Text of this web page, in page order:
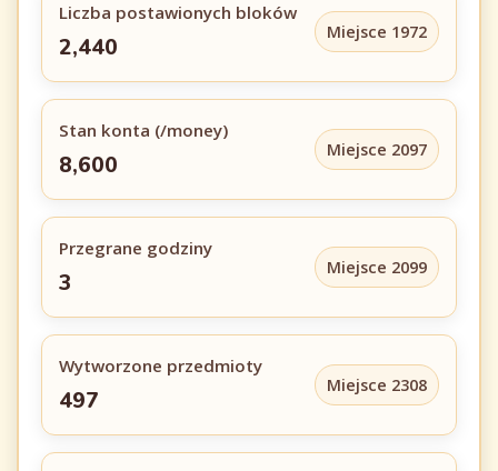
Liczba postawionych bloków
2,440
Miejsce 1972
Stan konta (/money)
8,600
Miejsce 2097
Przegrane godziny
3
Miejsce 2099
Wytworzone przedmioty
497
Miejsce 2308